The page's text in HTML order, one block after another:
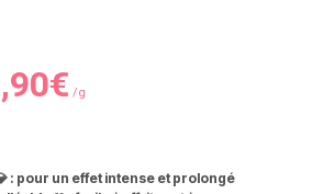
€ /g
: pour un effet intense et prolongé